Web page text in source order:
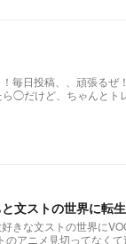
毎日投稿、、頑張る
◯だけど、ちゃんと
文ストの世界に転
界にVOCALOIDたちと転生！ R
アニメ見切ってなく